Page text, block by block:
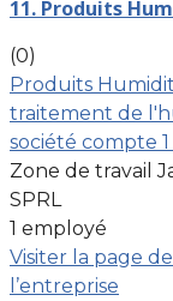
11. Produits
(0)
Produits
traitement de
société compte
Zone de travail
SPRL
1 employé
Visiter la page
l’entreprise